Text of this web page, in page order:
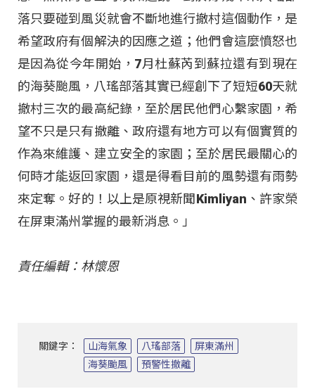
落只要碰到風災就會不斷地進行撤村這個動作，是
希望政府有個解決的因應之道；他們會這麼憤怒也
是因為從今年開始，7月杜蘇芮到蘇拉還有到現在
的海葵颱風，八瑤部落其實已經創下了短短60天就
撤村三次的最高紀錄，至於居民他們心繫家園，希
望不只是只有撤離、政府還有地方可以有個實質的
作為來維護、建立安全的家園；至於居民最關心的
何時才能返回家園，還是得看目前的風勢還有雨勢
來定奪。好的！以上是原視新聞Kimliyan、許家榮
在屏東滿州掌握的最新消息。」
責任編輯：林懷恩
關鍵字： 山海氣象 八瑤部落
屏東滿州
海葵颱風
預警性撤離